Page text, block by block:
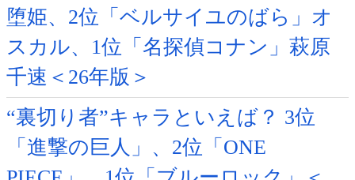
堕姫、2位「ベルサイユのばら」オ
スカル、1位「名探偵コナン」萩原
千速＜26年版＞
“裏切り者”キャラといえば？ 3位
「進撃の巨人」、2位「ONE